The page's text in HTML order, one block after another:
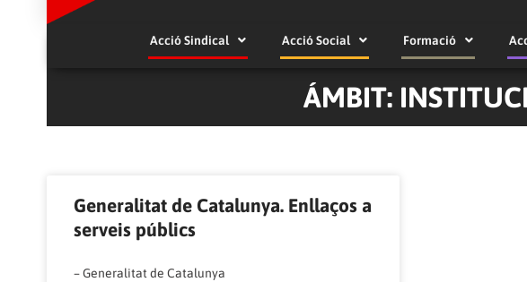
Acció Sindical Acció Social Formació
ÁMBIT:
Generalitat de Catalunya. Enllaços a
serveis públics
–Generalitat de Catalunya